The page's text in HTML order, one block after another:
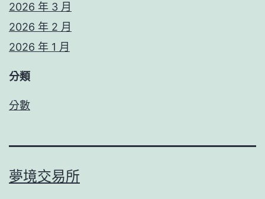
2026 年 3 月
2026 年 2 月
2026 年 1 月
分類
分數
夢境交易所